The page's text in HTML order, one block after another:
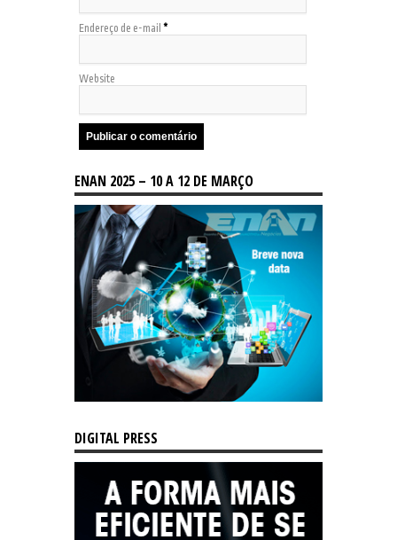
Endereço de e-mail *
Website
ENAN 2025 – 10 A 12 DE MARÇO
DIGITAL PRESS